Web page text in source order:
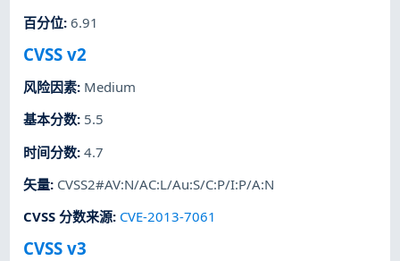
百分位:6.91
CVSS v2
风险因素: Medium
基本分数: 5.5
时间分数:4.7
矢量: CVSS2#AV:N/AC:L/Au:S/C:P/I:P/A:N
CVSS 分数来源: CVE-2013-7061
CVSS v3